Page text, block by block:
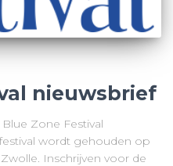
nieuwsbrief
Zone Festival
wordt gehouden op
Inschrijven voor de